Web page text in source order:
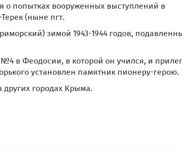
о попытках вооруженных выступлений в
(ныне пгт.
зимой 1943-1944 годов,
в Феодосии, в которой он учился, и
установлен памятник пионеру-герою.
городах Крыма.